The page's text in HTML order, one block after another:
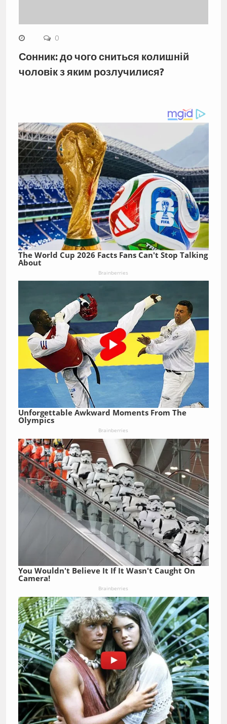
0
Сонник: до чого сниться колишній
чоловік з яким розлучилися?
The World Cup 2026 Facts Fans Can't Stop Talking
About
Brainberries
Unforgettable Awkward Moments From The
Olympics
Brainberries
You Wouldn't Believe It If It Wasn't Caught On
Camera!
Brainberries